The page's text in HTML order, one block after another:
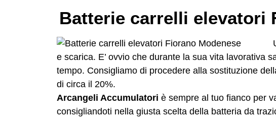
Batterie carrelli elevatori
e scarica. E’ ovvio che durante la sua vita lavorativa
tempo. Consigliamo di procedere alla sostituzione
di circa il 20%.
Arcangeli Accumulatori è sempre al tuo fianco per
consigliandoti nella giusta scelta della batteria da